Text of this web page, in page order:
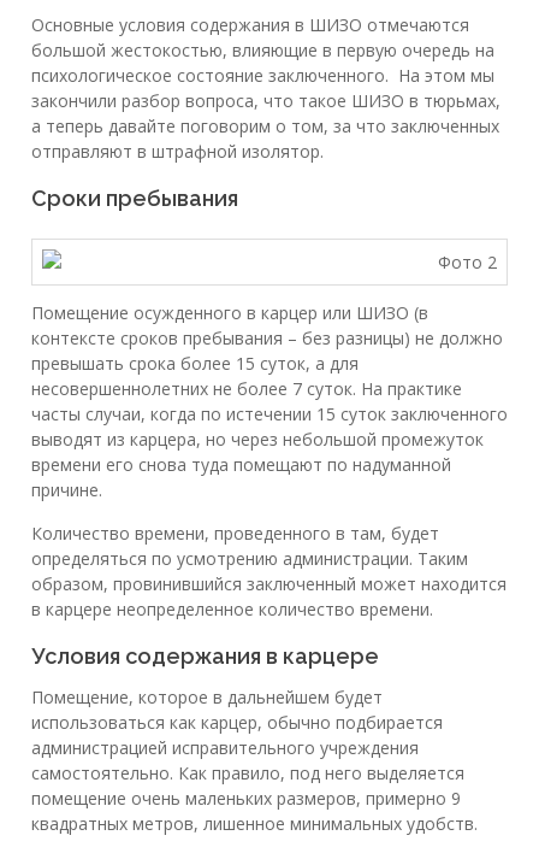
Основные условия содержания в ШИЗО отмечаются
большой жестокостью, влияющие в первую очередь на
психологическое состояние заключенного. На этом мы
закончили разбор вопроса, что такое ШИЗО в тюрьмах,
а теперь давайте поговорим о том, за что заключенных
отправляют в штрафной изолятор.
Сроки пребывания
Помещение осужденного в карцер или ШИЗО (в
контексте сроков пребывания – без разницы) не должно
превышать срока более 15 суток, а для
несовершеннолетних не более 7 суток. На практике
часты случаи, когда по истечении 15 суток заключенного
выводят из карцера, но через небольшой промежуток
времени его снова туда помещают по надуманной
причине.
Количество времени, проведенного в там, будет
определяться по усмотрению администрации. Таким
образом, провинившийся заключенный может находится
в карцере неопределенное количество времени.
Условия содержания в карцере
Помещение, которое в дальнейшем будет
использоваться как карцер, обычно подбирается
администрацией исправительного учреждения
самостоятельно. Как правило, под него выделяется
помещение очень маленьких размеров, примерно 9
квадратных метров, лишенное минимальных удобств.